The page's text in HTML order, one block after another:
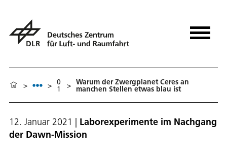
> > 0
1 > Warum der Zwergplanet Ceres an
manchen Stellen etwas blau ist
12. Januar 2021 | Laborexperimente im Nachgang
der Dawn-Mission